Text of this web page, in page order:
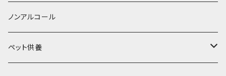
ドライアイス25ｋｇ
土鍋・土釜
一般土鍋
皿・椀・丼・小物
ノンアルコール
ペット供養